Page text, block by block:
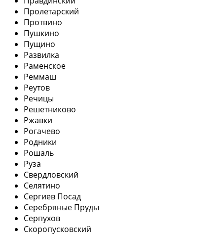
Пролетарский
Протвино
Пушкино
Пущино
Развилка
Раменское
Реммаш
Реутов
Речицы
Решетниково
Ржавки
Рогачево
Родники
Рошаль
Руза
Свердловский
Селятино
Сергиев Посад
Серебряные Пруды
Серпухов
Скоропусковский